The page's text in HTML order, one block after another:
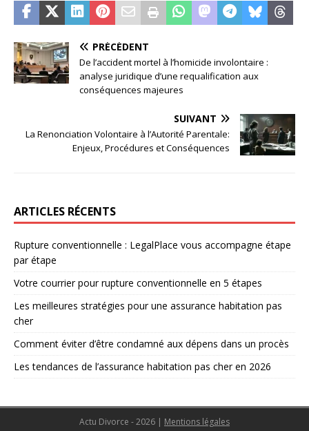
PRÉCÉDENT
De l’accident mortel à l’homicide involontaire :
analyse juridique d’une requalification aux
conséquences majeures
SUIVANT
La Renonciation Volontaire à l’Autorité Parentale:
Enjeux, Procédures et Conséquences
ARTICLES RÉCENTS
Rupture conventionnelle : LegalPlace vous accompagne étape
par étape
Votre courrier pour rupture conventionnelle en 5 étapes
Les meilleures stratégies pour une assurance habitation pas
cher
Comment éviter d’être condamné aux dépens dans un procès
Les tendances de l’assurance habitation pas cher en 2026
Actu Divorce - 2026 | Mentions légales